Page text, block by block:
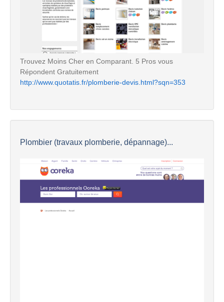
Trouvez Moins Cher en Comparant. 5 Pros vous
Répondent Gratuitement
http://www.quotatis.fr/plomberie-devis.html?sqn=353
Plombier (travaux plomberie, dépannage)...